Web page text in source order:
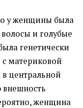
у женщины была
и голубые
генетически
материковой
центральной
женщина